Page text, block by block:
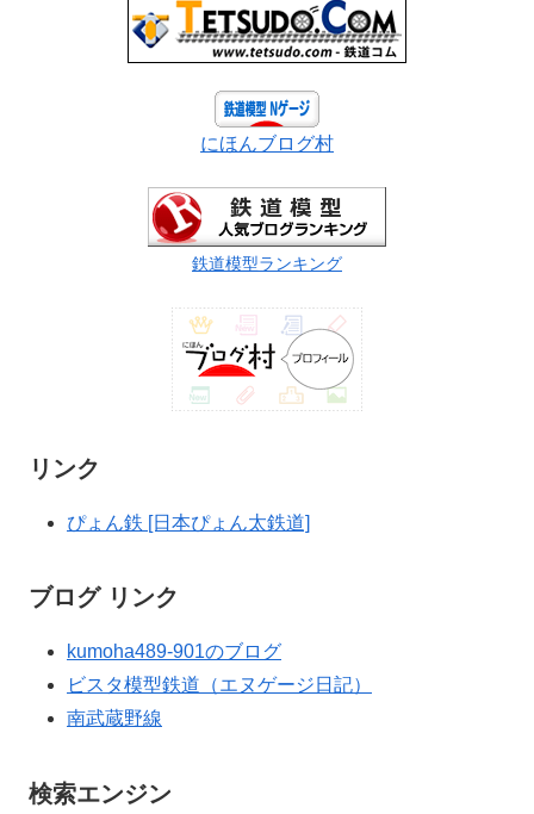
にほんブログ村
鉄道模型ランキング
リンク
ぴょん鉄 [日本ぴょん太鉄道]
ブログ リンク
kumoha489-901のブログ
ビスタ模型鉄道（エヌゲージ日記）
南武蔵野線
検索エンジン